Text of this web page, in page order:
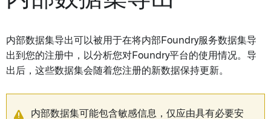
内部数据集导出可以被用于在将内部Foundry服务数据集导
出到您的注册中，以分析您对Foundry平台的使用情况。导
出后，这些数据集会随着您注册的新数据保持更新。
内部数据集可能包含敏感信息，仅应由具有必要安